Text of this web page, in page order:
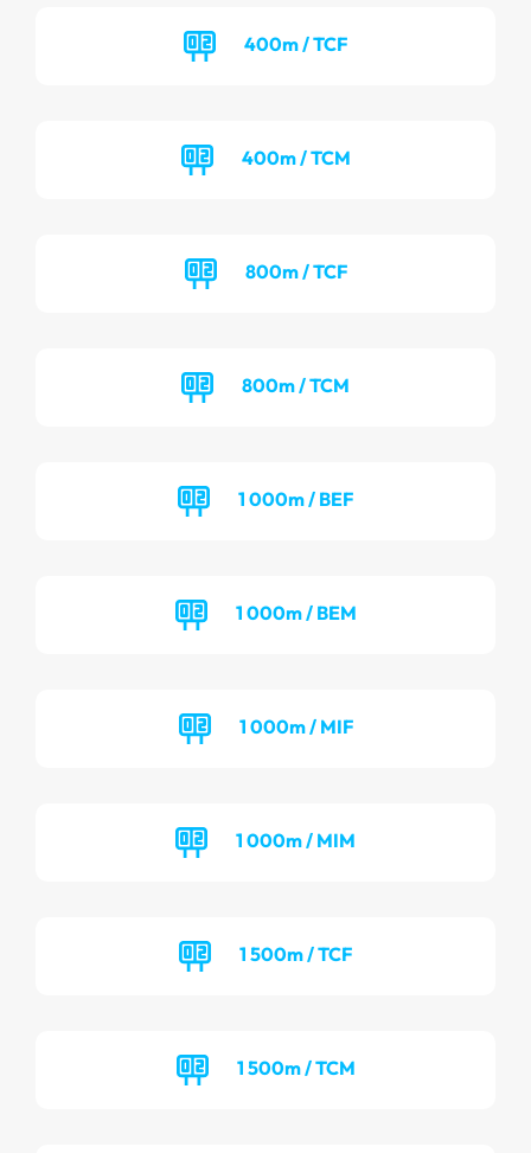
400m / TCF
400m / TCM
800m / TCF
800m / TCM
1 000m / BEF
1 000m / BEM
1 000m / MIF
1 000m / MIM
1 500m / TCF
1 500m / TCM